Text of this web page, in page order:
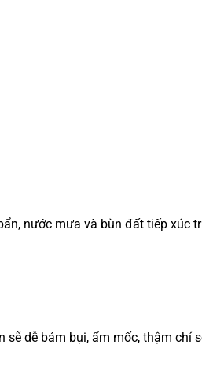
nước mưa và bùn đất tiếp xúc
sẽ dễ bám bụi, ẩm mốc, thậm chí